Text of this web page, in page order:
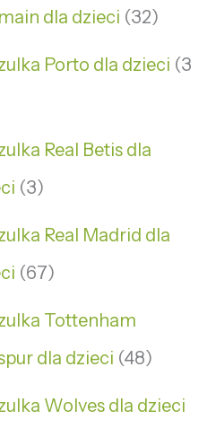
dla dzieci 32
Porto dla dzieci 3
Real Betis dla
3
Real Madrid dla
67
Tottenham
dla dzieci 48
Wolves dla dzieci